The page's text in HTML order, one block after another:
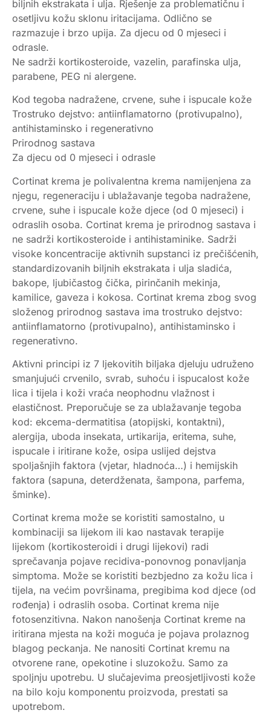
biljnih ekstrakata i ulja. Rješenje za problematičnu i
osetljivu kožu sklonu iritacijama. Odlično se
razmazuje i brzo upija. Za djecu od 0 mjeseci i
odrasle.
Ne sadrži kortikosteroide, vazelin, parafinska ulja,
parabene, PEG ni alergene.
Kod tegoba nadražene, crvene, suhe i ispucale kože
Trostruko dejstvo: antiinflamatorno (protivupalno),
antihistaminsko i regenerativno
Prirodnog sastava
Za djecu od 0 mjeseci i odrasle
Cortinat krema je polivalentna krema namijenjena za
njegu, regeneraciju i ublažavanje tegoba nadražene,
crvene, suhe i ispucale kože djece (od 0 mjeseci) i
odraslih osoba. Cortinat krema je prirodnog sastava i
ne sadrži kortikosteroide i antihistaminike. Sadrži
visoke koncentracije aktivnih supstanci iz prečišćenih,
standardizovanih biljnih ekstrakata i ulja sladića,
bakope, ljubičastog čička, pirinčanih mekinja,
kamilice, gaveza i kokosa. Cortinat krema zbog svog
složenog prirodnog sastava ima trostruko dejstvo:
antiinflamatorno (protivupalno), antihistaminsko i
regenerativno.
Aktivni principi iz 7 ljekovitih biljaka djeluju udruženo
smanjujući crvenilo, svrab, suhoću i ispucalost kože
lica i tijela i koži vraća neophodnu vlažnost i
elastičnost. Preporučuje se za ublažavanje tegoba
kod: ekcema-dermatitisa (atopijski, kontaktni),
alergija, uboda insekata, urtikarija, eritema, suhe,
ispucale i iritirane kože, osipa uslijed dejstva
spoljašnjih faktora (vjetar, hladnoća…) i hemijskih
faktora (sapuna, deterdženata, šampona, parfema,
šminke).
Cortinat krema može se koristiti samostalno, u
kombinaciji sa lijekom ili kao nastavak terapije
lijekom (kortikosteroidi i drugi lijekovi) radi
sprečavanja pojave recidiva-ponovnog ponavljanja
simptoma. Može se koristiti bezbjedno za kožu lica i
tijela, na većim površinama, pregibima kod djece (od
rođenja) i odraslih osoba. Cortinat krema nije
fotosenzitivna. Nakon nanošenja Cortinat kreme na
iritirana mjesta na koži moguća je pojava prolaznog
blagog peckanja. Ne nanositi Cortinat kremu na
otvorene rane, opekotine i sluzokožu. Samo za
spoljnju upotrebu. U slučajevima preosjetljivosti kože
na bilo koju komponentu proizvoda, prestati sa
upotrebom.